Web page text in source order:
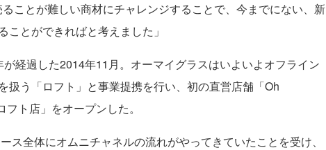
ことが難しい商材にチャレンジすることで、今までにない、新
ことができればと考えました」
経過した2014年11月。オーマイグラスはいよいよオフライン
扱う「ロフト」と事業提携を行い、初の直営店舗「Oh
ト店」をオープンした。
ス全体にオムニチャネルの流れがやってきていたことを受け、